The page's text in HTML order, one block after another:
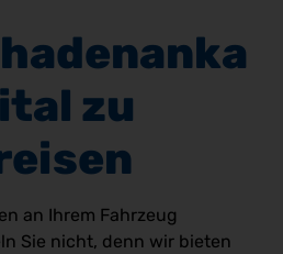
zu
an Ihrem Fahrzeug
Sie nicht, denn wir bieten